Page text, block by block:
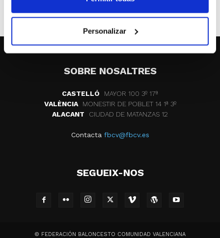
Personalizar
SOBRE NOSALTRES
CASTELLÓ
MAYOR 100 3º 17ª
VALÈNCIA
MONESTIR DE POBLET 14 1ª 3º
ALACANT
CIUDAD DE MATANZAS 12
Contacta fbcv@fbcv.es
SEGUEIX-NOS
© FEDERACIÓN BALONCESTO COMUNIDAD VALENCIANA